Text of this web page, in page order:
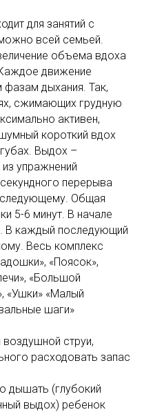
для занятий с
всей семьей.
объема вдоха
движение
фазам дыхания. Так,
сжимающих грудную
активен,
короткий вдох
Выдох –
упражнений
перерыва
следующему. Общая
5-6 минут. В начале
В каждый последующий
Весь комплекс
«Поясок»,
«Большой
«Ушки» «Малый
шаги»
струи,
расходовать запас
дышать (глубокий
выдох) ребенок